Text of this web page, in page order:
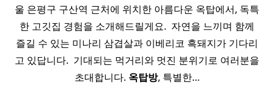
울 은평구 구산역 근처에 위치한 아름다운 옥탑에서, 독특
한 고깃집 경험을 소개해드릴게요. ​ 자연을 느끼며 함께
즐길 수 있는 미나리 삼겹살과 이베리코 흑돼지가 기다리
고 있답니다. ​ 기대되는 먹거리와 멋진 분위기로 여러분을
초대합니다. 옥탑방, 특별한…